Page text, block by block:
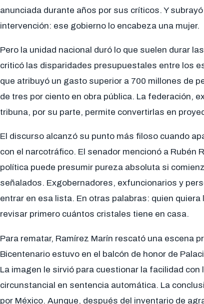
anunciada durante años por sus críticos. Y
intervención: ese gobierno lo encabeza una mujer.
Pero la unidad nacional duró lo que suelen durar
criticó las disparidades presupuestales entre los
que atribuyó un gasto superior a 700 millones de
de tres por ciento en obra pública. La federación,
tribuna, por su parte, permite convertirlas en
El discurso alcanzó su punto más filoso cuando
con el narcotráfico. El senador mencionó a Rubén
política puede presumir pureza absoluta si
señalados. Exgobernadores, exfuncionarios y
entrar en esa lista. En otras palabras: quien
revisar primero cuántos cristales tiene en casa.
Para rematar, Ramírez Marín rescató una escena
Bicentenario estuvo en el balcón de honor de
La imagen le sirvió para cuestionar la facilidad
circunstancial en sentencia automática. La
por México. Aunque, después del inventario de